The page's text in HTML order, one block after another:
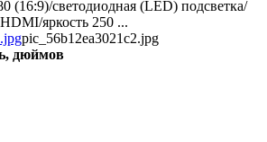
(16:9)/светодиодная (LED) подсветка/
яркость 250 ...
pic_56b12ea3021c2.jpg
дюймов